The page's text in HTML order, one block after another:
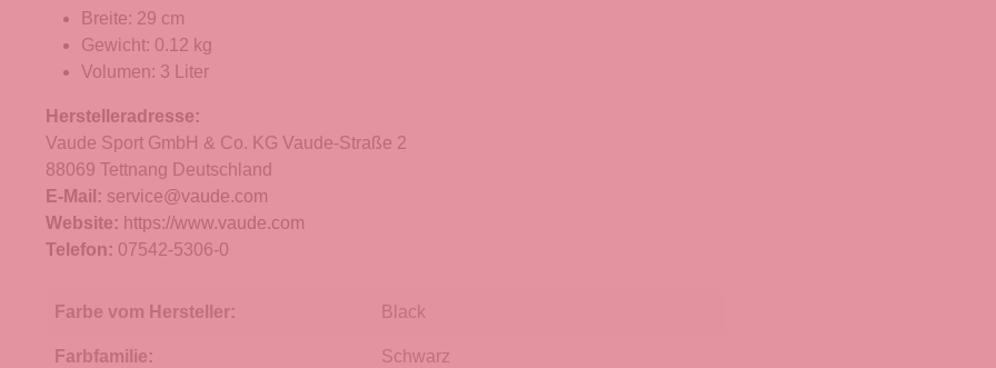
Breite: 29 cm
Gewicht: 0.12 kg
Volumen: 3 Liter
Herstelleradresse:
Vaude Sport GmbH & Co. KG Vaude-Straße 2
88069 Tettnang Deutschland
E-Mail: service@vaude.com
Website: https://www.vaude.com
Telefon: 07542-5306-0
Farbe vom Hersteller: Black
Farbfamilie: Schwarz